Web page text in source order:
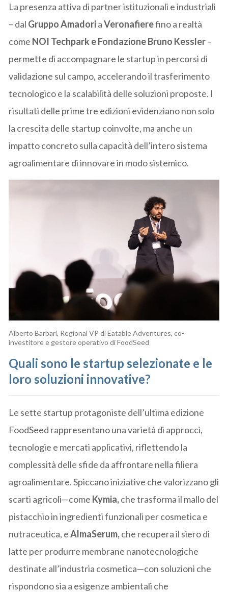
La presenza attiva di partner istituzionali e industriali
– dal Gruppo AmadoriaVeronafierefino a realtà
come NOI Techpark e Fondazione Bruno Kessler–
permette di accompagnare le startup in percorsi di
validazione sul campo, accelerando il trasferimento
tecnologico e la scalabilità delle soluzioni proposte. I
risultati delle prime tre edizioni evidenziano non solo
la crescita delle startup coinvolte, ma anche un
impatto concreto sulla capacità dell’intero sistema
agroalimentare di innovare in modo sistemico.
Alberto Barbari, Regional VP di Eatable Adventures, co-
investitore e gestore operativo di FoodSeed
Quali sono le startup selezionate e le
loro soluzioni innovative?
Le sette startup protagoniste dell’ultima edizione
FoodSeed rappresentano una varietà di approcci,
tecnologie e mercati applicativi, riflettendo la
complessità delle sfide da affrontare nella filiera
agroalimentare. Spiccano iniziative che valorizzano gli
scarti agricoli—come Kymia,che trasforma il mallo del
pistacchio in ingredienti funzionali per cosmetica e
nutraceutica, eAlmaSerum,che recupera il siero di
latte per produrre membrane nanotecnologiche
destinate all’industria cosmetica—con soluzioni che
rispondono sia a esigenze ambientali che